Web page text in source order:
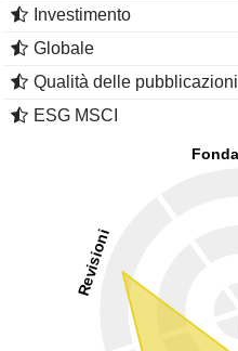
Investimento
Globale
Qualità delle pubblicazioni
ESG MSCI